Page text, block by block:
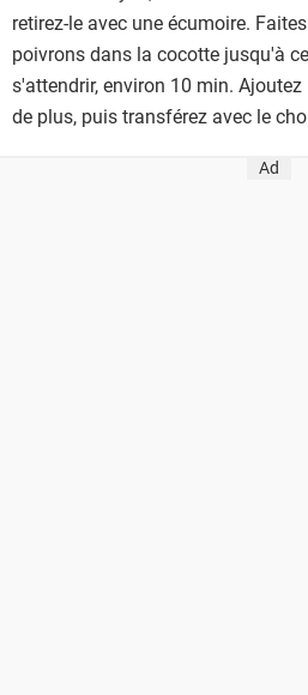
retirez-le avec une écumoire.
poivrons dans la cocotte jusqu'à
s'attendrir, environ 10 min.
de plus, puis transférez avec le
Ad